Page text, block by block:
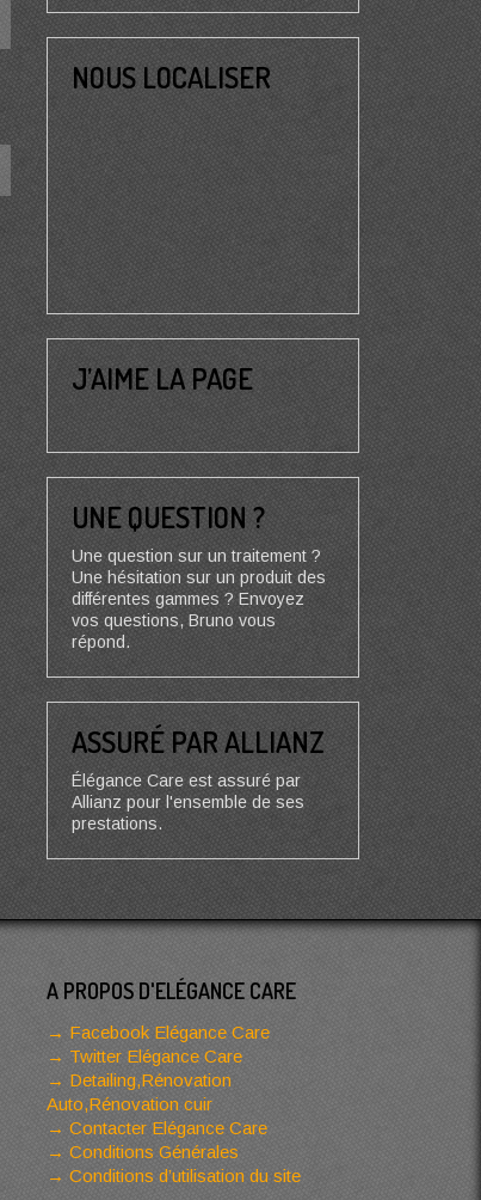
NOUS LOCALISER
J’AIME LA PAGE
UNE QUESTION ?
Une question sur un traitement ?
Une hésitation sur un produit des
différentes gammes ? Envoyez
vos questions, Bruno vous
répond.
ASSURÉ PAR ALLIANZ
Élégance Care est assuré par
Allianz pour l'ensemble de ses
prestations.
A PROPOS D'ELÉGANCE CARE
Facebook Elégance Care
Twitter Elégance Care
Detailing,Rénovation
Auto,Rénovation cuir
Contacter Elégance Care
Conditions Générales
Conditions d’utilisation du site